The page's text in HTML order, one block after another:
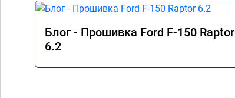
Блог - Прошивка Ford F-150 Raptor
6.2